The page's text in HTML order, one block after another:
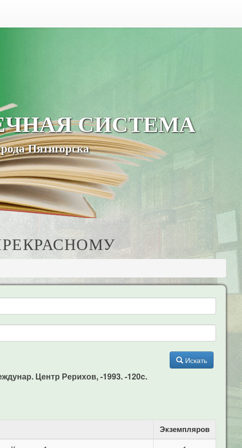
СИСТЕМА
Пятигорска
Искать
Центр Рерихов, -1993. -120c.
Экземпляров